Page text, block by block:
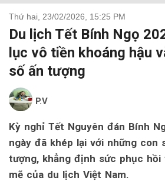
Thứ hai, 23/02/2026, 15:25 PM
Du lịch Tết Bính Ngọ
lục vô tiền khoáng hậu
số ấn tượng
P.V
Kỳ nghỉ Tết Nguyên đán Bính
ngày đã khép lại với những con
tượng, khẳng định sức phục hồi
mẽ của du lịch Việt Nam.